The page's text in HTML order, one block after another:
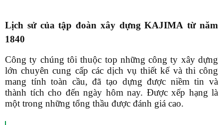
Lịch sử của tập đoàn xây dựngKAJIMA từ năm
1840
Công ty chúng tôi thuộc top những công ty xây dựng
lớn chuyên cung cấp các dịch vụ thiết kế và thi công
mang tính toàn cầu, đã tạo dựng được niềm tin và
thành tích cho đến ngày hôm nay. Được xếp hạng là
một trong những tổng thầu được đánh giá cao.